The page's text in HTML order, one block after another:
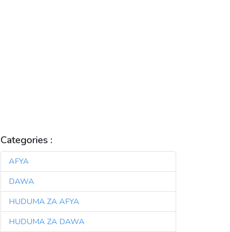
Categories :
AFYA
DAWA
HUDUMA ZA AFYA
HUDUMA ZA DAWA